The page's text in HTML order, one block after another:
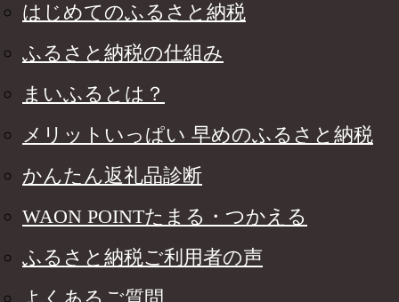
はじめてのふるさと納税
ふるさと納税の仕組み
まいふるとは？
メリットいっぱい 早めのふるさと納税
かんたん返礼品診断
WAON POINTたまる・つかえる
ふるさと納税ご利用者の声